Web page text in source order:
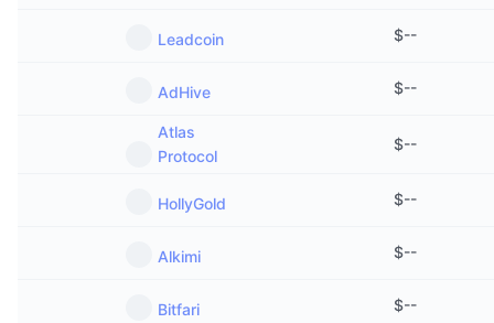
Leadcoin $--
AdHive $--
Atlas
Protocol
$--
HollyGold $--
Alkimi $--
Bitfari $--